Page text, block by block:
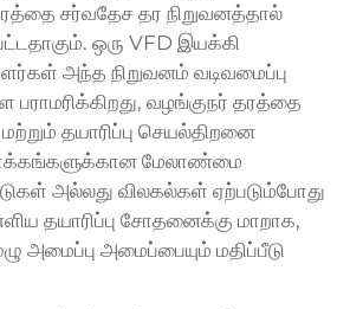
சர்வதேச தர நிறுவனத்தால்
ஒரு VFD இயக்கி
அந்த நிறுவனம் வடிவமைப்பு
வழங்குநர் தரத்தை
தயாரிப்பு செயல்திறனை
மேலாண்மை
அல்லது விலகல்கள் ஏற்படும்போது
தயாரிப்பு சோதனைக்கு மாறாக,
அமைப்பு அமைப்பையும் மதிப்பீடு